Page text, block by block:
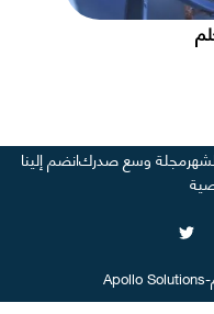
مجلة وسع صدركانضم إلينا
-
Apollo Solutions